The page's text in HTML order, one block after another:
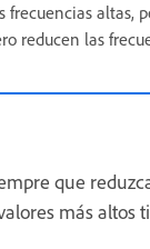
frecuencias altas,
reducen las
que
más altos